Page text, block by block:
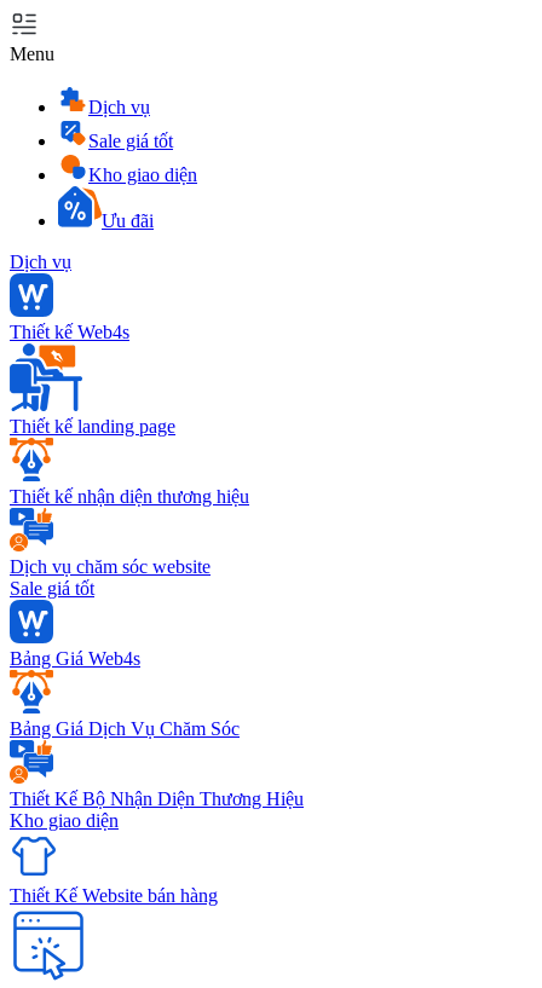
Menu
Dịch vụ
Sale giá tốt
Kho giao diện
Ưu đãi
Dịch vụ
Thiết kế Web4s
Thiết kế landing page
Thiết kế nhận diện thương hiệu
Dịch vụ chăm sóc website
Sale giá tốt
Bảng Giá Web4s
Bảng Giá Dịch Vụ Chăm Sóc
Thiết Kế Bộ Nhận Diện Thương Hiệu
Kho giao diện
Thiết Kế Website bán hàng